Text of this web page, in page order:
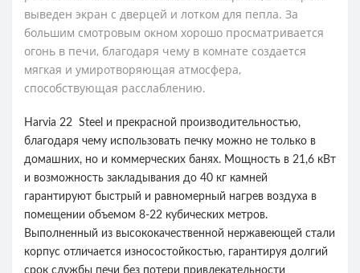
выведен экран с дверцей и лотком для пепла. За
большим смотровым окном хорошо просматривается
огонь в печи, благодаря чему в комнате создается
мягкая и умиротворяющая атмосфера,
способствующая расслаблению.
Harvia 22 Steel и прекрасной производительностью,
благодаря чему использовать печку можно не только в
домашних, но и коммерческих банях. Мощность в 21,6 кВт
и возможность закладывания до 40 кг камней
гарантируют быстрый и равномерный нагрев воздуха в
помещении объемом 8-22 кубических метров.
Выполненный из высококачественной нержавеющей стали
корпус отличается износостойкостью, гарантируя долгий
срок службы печи без потери привлекательности